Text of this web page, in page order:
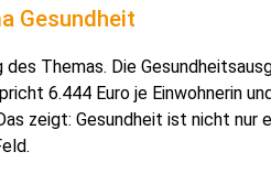
Gesundheit
Themas. Die
6.444 Euro je Einwohnerin
zeigt: Gesundheit ist nicht nur